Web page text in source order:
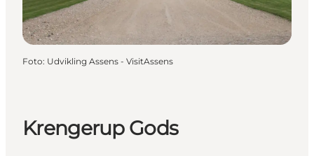
Foto: Udvikling Assens - VisitAssens
Krengerup Gods